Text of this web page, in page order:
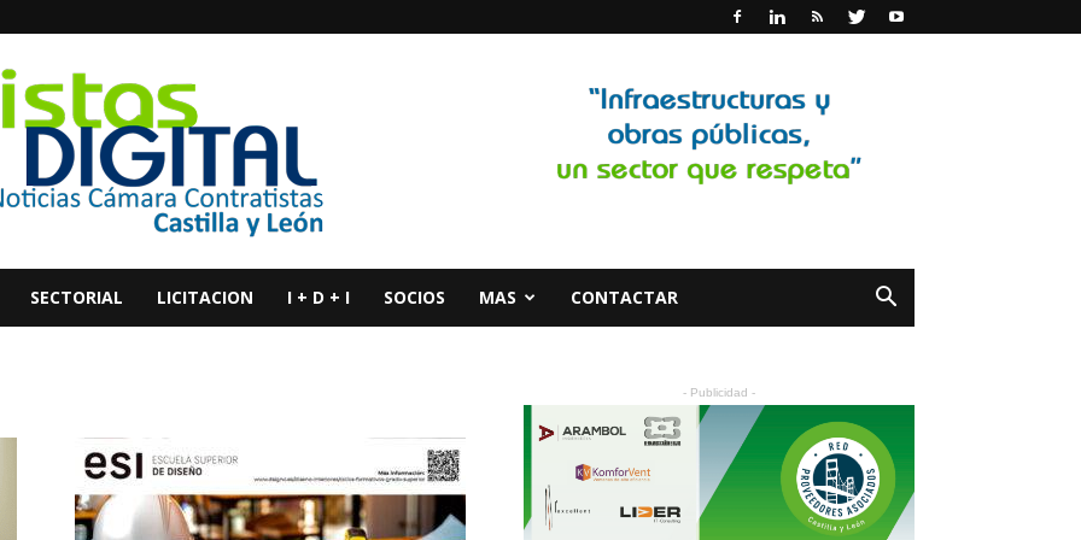
SECTORIAL LICITACION I + D + I SOCIOS MAS CONTACTAR
- Publicidad -